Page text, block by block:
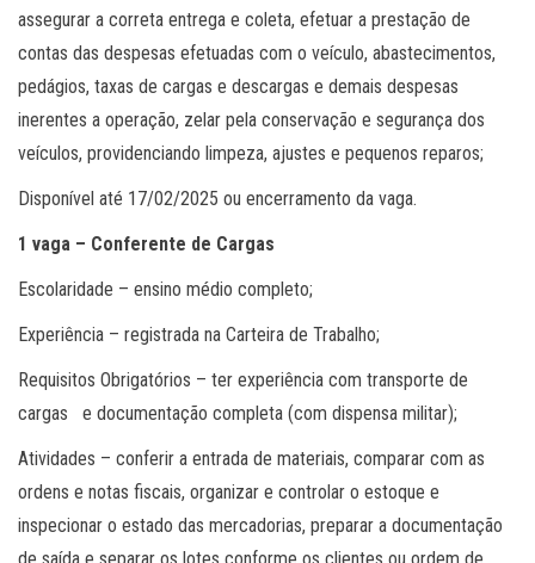
assegurar a correta entrega e coleta, efetuar a prestação de
contas das despesas efetuadas com o veículo, abastecimentos,
pedágios, taxas de cargas e descargas e demais despesas
inerentes a operação, zelar pela conservação e segurança dos
veículos, providenciando limpeza, ajustes e pequenos reparos;
Disponível até 17/02/2025 ou encerramento da vaga.
1 vaga – Conferente de Cargas
Escolaridade – ensino médio completo;
Experiência – registrada na Carteira de Trabalho;
Requisitos Obrigatórios – ter experiência com transporte de
cargas e documentação completa (com dispensa militar);
Atividades – conferir a entrada de materiais, comparar com as
ordens e notas fiscais, organizar e controlar o estoque e
inspecionar o estado das mercadorias, preparar a documentação